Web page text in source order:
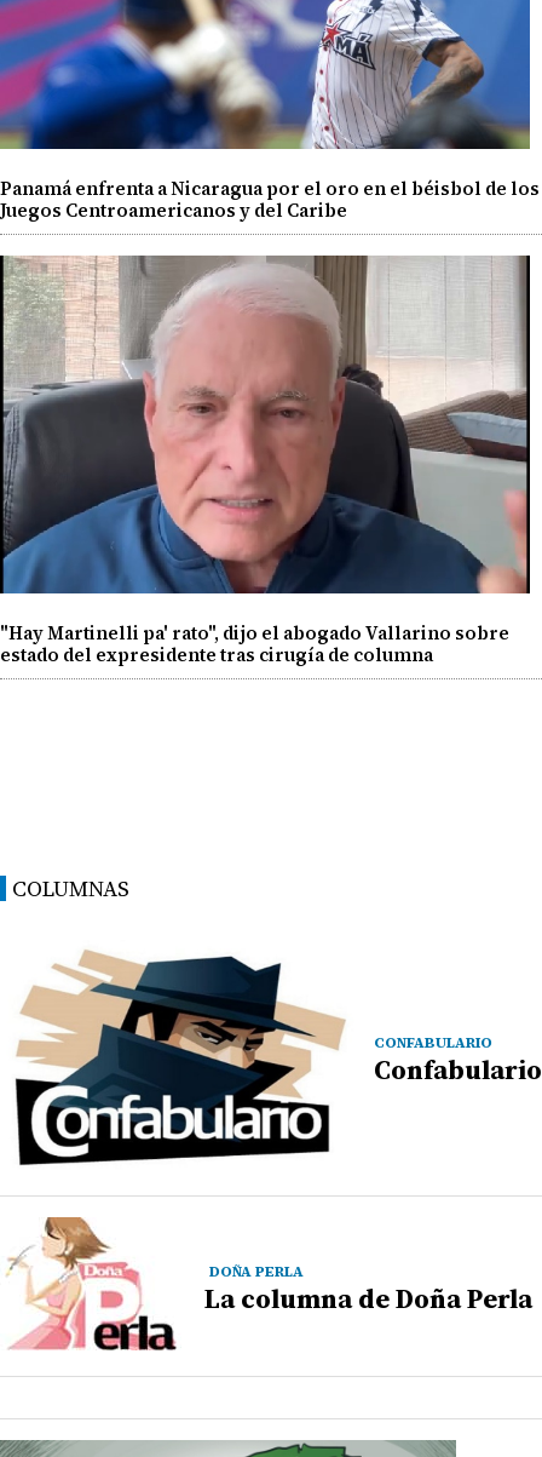
Panamá enfrenta a Nicaragua por el oro en el béisbol de los
Juegos Centroamericanos y del Caribe
"Hay Martinelli pa' rato", dijo el abogado Vallarino sobre
estado del expresidente tras cirugía de columna
COLUMNAS
CONFABULARIO
Confabulario
DOÑA PERLA
La columna de Doña Perla